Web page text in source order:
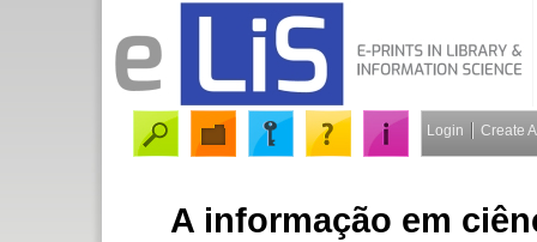
Login Create
A informação em